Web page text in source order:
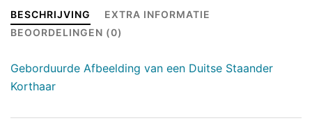
BESCHRIJVING
EXTRA INFORMATIE
BEOORDELINGEN (0)
Geborduurde Afbeelding van een Duitse Staander
Korthaar